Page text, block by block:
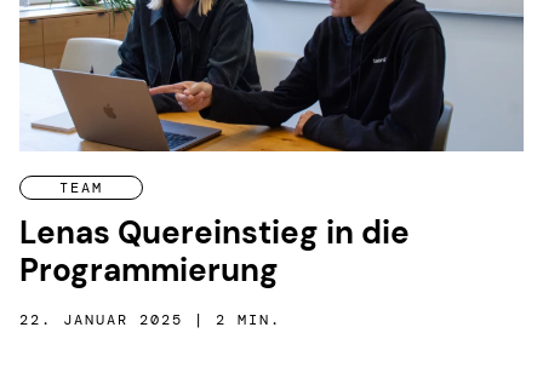
TEAM
Lenas Quereinstieg in die
Program­mierung
22. JANUAR 2025 | 2 MIN.